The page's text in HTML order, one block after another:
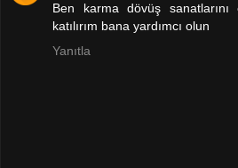
Ben karma dövüş sanatlarını
katılırım bana yardımcı olun
Yanıtla